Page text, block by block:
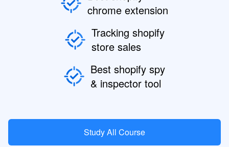
chrome extension
Tracking shopify
store sales
Best shopify spy
& inspector tool
Study All Course